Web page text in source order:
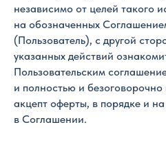
независимо от целей такого
на обозначенных
(Пользователь), с другой
указанных действий
Пользовательским
и полностью и безоговорочно
акцепт оферты, в порядке и
в Соглашении.